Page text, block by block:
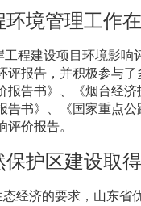
境管理工作
程建设项目环境影响
评报告，并积极参与
告书》、《烟台经
告书》、《国家重点公
价报告。
护区建设取
经济的要求，山东